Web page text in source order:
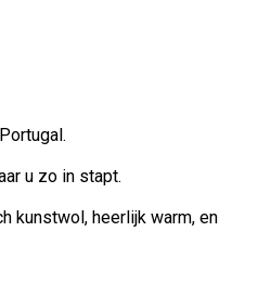
u zo in stapt.
kunstwol, heerlijk warm, en